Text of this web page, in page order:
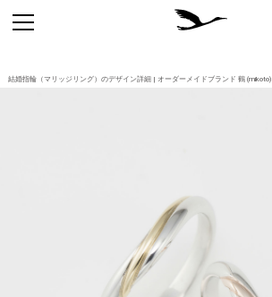
結婚指輪（マリッジリング）のデザイン詳細 | オーダーメイドブランド 鶴 (mikoto)
toggle
navigation